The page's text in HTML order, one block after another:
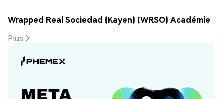
Wrapped Real Sociedad (Kayen) (WRSO) Académie
Plus